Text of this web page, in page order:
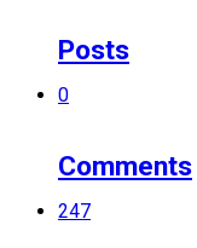
Posts
0
Comments
247